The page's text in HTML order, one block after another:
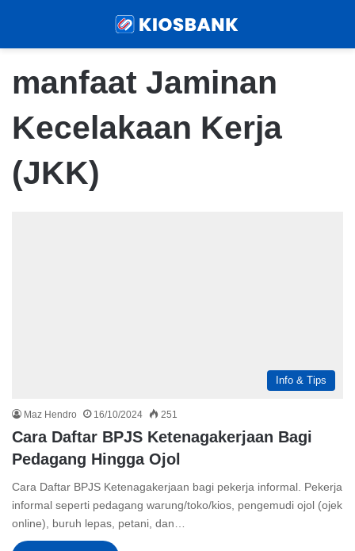
manfaat Jaminan
Kecelakaan Kerja
(JKK)
Info & Tips
Maz Hendro 16/10/2024 251
Cara Daftar BPJS Ketenagakerjaan Bagi
Pedagang Hingga Ojol
Cara Daftar BPJS Ketenagakerjaan bagi pekerja informal. Pekerja
informal seperti pedagang warung/toko/kios, pengemudi ojol (ojek
online), buruh lepas, petani, dan…